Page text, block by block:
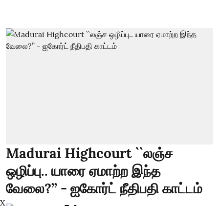
Madurai Highcourt ``லஞ்ச
ஒழிப்பு.. யாரை ஏமாற்ற இந்த
வேலை?’’ - ஐகோர்ட் நீதிபதி காட்டம்
X